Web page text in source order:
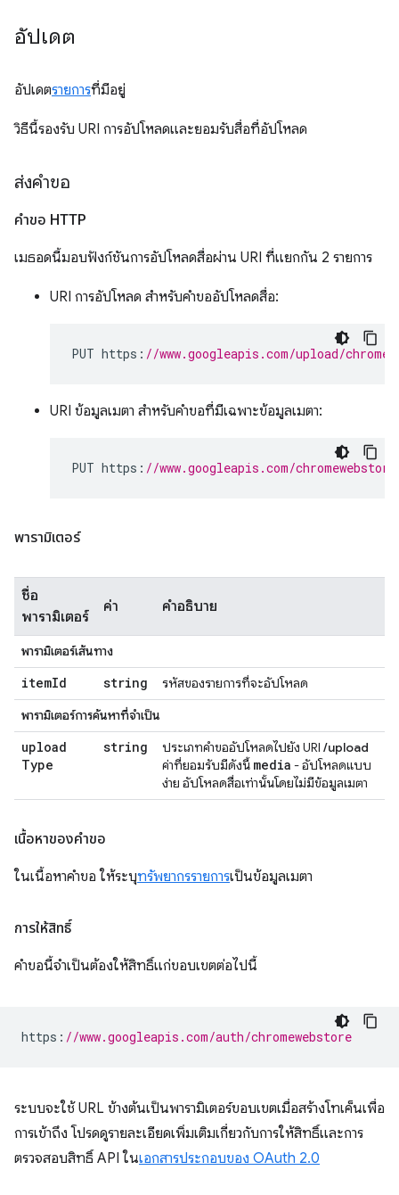
อัปเดต
อัปเดตรายการที่มีอยู่
วิธีนี้รองรับ URI การอัปโหลดและยอมรับสื่อที่อัปโหลด
ส่งคำขอ
คำขอ HTTP
เมธอดนี้มอบฟังก์ชันการอัปโหลดสื่อผ่าน URI ที่แยกกัน 2 รายการ
URI การอัปโหลด สำหรับคำขออัปโหลดสื่อ:
PUT https : //www.googleapis.com/upload/
URI ข้อมูลเมตา สำหรับคำขอที่มีเฉพาะข้อมูลเมตา:
PUT https : //www.googleapis.com/
พารามิเตอร์
ชื่อ
พารามิเตอร์
ค่า คำอธิบาย
พารามิเตอร์เส้นทาง
itemId string
รหัสของรายการที่จะอัปโหลด
พารามิเตอร์การค้นหาที่จำเป็น
upload
Type
string ประเภทคำขออัปโหลดไปยัง URI /upload
ค่าที่ยอมรับมีดังนี้ media - อัปโหลดแบบ
ง่าย อัปโหลดสื่อเท่านั้นโดยไม่มีข้อมูลเมตา
เนื้อหาของคำขอ
ในเนื้อหาคำขอ ให้ระบุทรัพยากรรายการเป็นข้อมูลเมตา
การให้สิทธิ์
คำขอนี้จำเป็นต้องให้สิทธิ์แก่ขอบเขตต่อไปนี้
https : //www.googleapis.com/auth/chromewebstore
ระบบจะใช้ URL ข้างต้นเป็นพารามิเตอร์ขอบเขตเมื่อสร้างโทเค็นเพื่อ
การเข้าถึง โปรดดูรายละเอียดเพิ่มเติมเกี่ยวกับการให้สิทธิ์และการ
ตรวจสอบสิทธิ์ API ในเอกสารประกอบของ OAuth 2.0